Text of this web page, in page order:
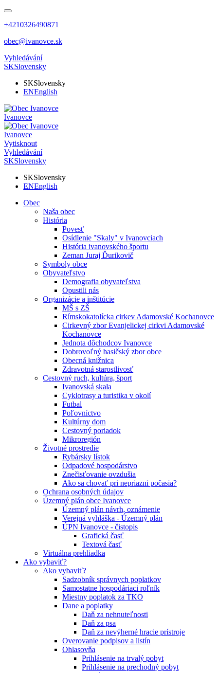
+4210326490871
obec@ivanovce.sk
Vyhledávání
SKSlovensky
SKSlovensky
ENEnglish
Ivanovce
Ivanovce
Vytisknout
Vyhledávání
SKSlovensky
SKSlovensky
ENEnglish
Obec
Naša obec
História
Povesť
Osídlenie "Skaly" v Ivanovciach
História ivanovského športu
Zeman Juraj Ďurikovič
Symboly obce
Obyvateľstvo
Demografia obyvateľstva
Opustili nás
Organizácie a inštitúcie
MŠ s ZŠ
Rímskokatolícka cirkev Adamovské Kochanovce
Cirkevný zbor Evanjelickej cirkvi Adamovské
Kochanovce
Jednota dôchodcov Ivanovce
Dobrovoľný hasičský zbor obce
Obecná knižnica
Zdravotná starostlivosť
Cestovný ruch, kultúra, šport
Ivanovská skala
Cyklotrasy a turistika v okolí
Futbal
Poľovníctvo
Kultúrny dom
Cestovný poriadok
Mikroregión
Životné prostredie
Rybársky lístok
Odpadové hospodárstvo
Znečisťovanie ovzdušia
Ako sa chovať pri nepriazni počasia?
Ochrana osobných údajov
Územný plán obce Ivanovce
Územný plán návrh, oznámenie
Verejná vyhláška - Územný plán
ÚPN Ivanovce - čistopis
Grafická časť
Textová časť
Virtuálna prehliadka
Ako vybaviť?
Ako vybaviť?
Sadzobník správnych poplatkov
Samostatne hospodáriaci roľník
Miestny poplatok za TKO
Dane a poplatky
Daň za nehnuteľnosti
Daň za psa
Daň za nevýherné hracie prístroje
Overovanie podpisov a listín
Ohlasovňa
Prihlásenie na trvalý pobyt
Prihlásenie na prechodný pobyt